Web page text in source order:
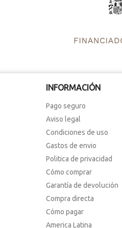
INFORMACIÓN
Pago seguro
Aviso legal
Condiciones de uso
Gastos de envio
Politica de privacidad
Cómo comprar
Garantía de devolución
Compra directa
Cómo pagar
America Latina